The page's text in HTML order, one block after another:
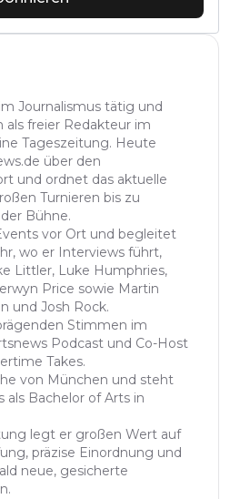
Journalismus tätig und
als freier Redakteur im
Tageszeitung. Heute
über den
und ordnet das aktuelle
Turnieren bis zu
Bühne.
vor Ort und begleitet
wo er Interviews führt,
Littler, Luke Humphries,
Price sowie Martin
und Josh Rock.
Stimmen im
Podcast und Co-Host
Takes.
von München und steht
als Bachelor of Arts in
legt er großen Wert auf
präzise Einordnung und
neue, gesicherte